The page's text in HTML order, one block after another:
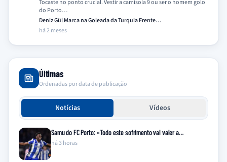
Tocaste no ponto crucial. Vestir a camisola 9 ou ser o homem golo
do Porto…
Deniz Gül Marca na Goleada da Turquia Frente…
há 2 meses
Últimas
Ordenadas por data de publicação
Notícias Vídeos
Samu do FC Porto: «Todo este sofrimento vai valer a…
há 3 horas